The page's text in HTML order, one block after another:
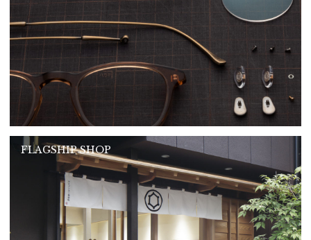
FLAGSHIP SHOP